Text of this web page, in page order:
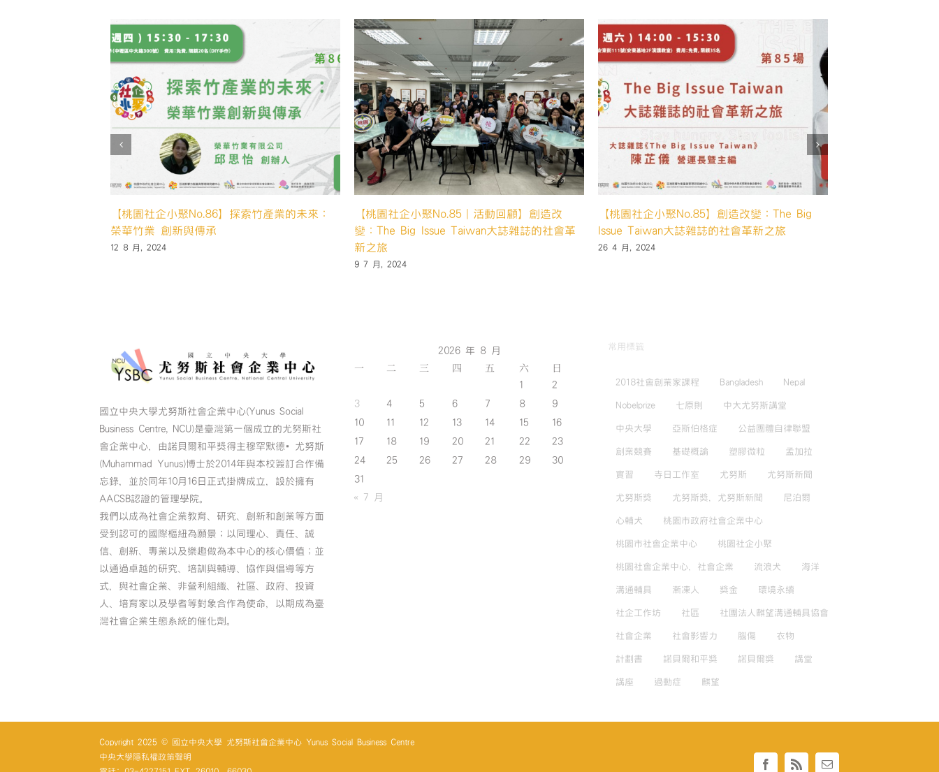
業
7
feat.
悠
由
數
據
應
用
股
限
公
司
#
【桃園社企小聚No.84｜活動回顧】慢飛超人
布藝young－零廢棄•也可以很時尚
19 4 月, 2024
【桃園社企小聚No.83｜活動回顧】崙禾社企
– 智農創生提高農作新價值🍀
27 3 月, 2024
【桃園社企小聚No.86】探索竹產業的未來：
榮華竹業 創新與傳承
12 8 月, 2024
國立中央大學尤努斯社會企業中心(Yunus Social
Business Centre, NCU)是臺灣第一個成立的尤努斯社
會企業中心，由諾貝爾和平獎得主穆罕默德•尤努斯
(Muhammad Yunus)博士於2014年與本校簽訂合作備
忘錄，並於同年10月16日正式掛牌成立，設於擁有
AACSB認證的管理學院。
我們以成為社會企業教育、研究、創新和創業等方面
受到認可的國際樞紐為願景；以同理心、責任、誠
信、創新、專業以及樂趣做為本中心的核心價值；並
以通過卓越的研究、培訓與輔導、協作與倡導等方
式，與社會企業、非營利組織、社區、政府、投資
人、培育家以及學者等對象合作為使命，以期成為臺
灣社會企業生態系統的催化劑。
2026 年 8 月
一 二 三 四 五 六 日
1
2
3
4 5 6 7 8
9
10
11 12 13 14 15
16
17
18 19 20 21 22
23
24
25 26 27 28 29
30
31
« 7 月
常用標籤
2018社會創業家課程 Bangladesh Nepal
Nobelprize 七原則 中大尤努斯講堂
中央大學 亞斯伯格症 公益團體自律聯盟
創業競賽 基礎概論 塑膠微粒 孟加拉
實習 寺日工作室 尤努斯 尤努斯新聞
尤努斯獎 尤努斯獎，尤努斯新聞 尼泊爾
心輔犬 桃園市政府社會企業中心
桃園市社會企業中心 桃園社企小聚
桃園社會企業中心，社會企業 流浪犬 海洋
溝通輔具 漸凍人 獎金 環境永續
社企工作坊 社區 社團法人麒望溝通輔具協會
社會企業 社會影響力 腦傷 衣物
計劃書 諾貝爾和平獎 諾貝爾獎 講堂
講座 過動症 麒望
Copyright 2025 © 國立中央大學 尤努斯社會企業中心 Yunus Social Business Centre
中央大學隱私權政策聲明
Facebook
Rss Email: